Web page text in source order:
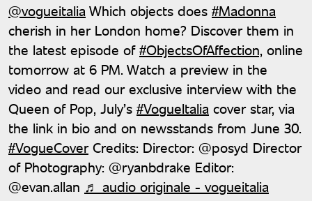
@vogueitalia Which objects does #Madonna
cherish in her London home? Discover them in
the latest episode of#ObjectsOfAffection, online
tomorrow at 6 PM. Watch a preview in the
video and read our exclusive interview with the
Queen of Pop, July’s #VogueItalia cover star, via
the link in bio and on newsstands from June 30.
#VogueCoverCredits: Director: @posyd Director
of Photography: @ryanbdrake Editor:
@evan.allan ♬ audio originale - vogueitalia